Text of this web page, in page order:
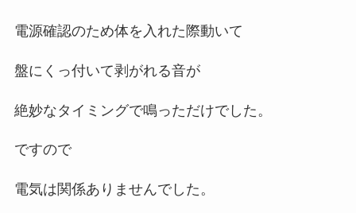
電源確認のため体を入れた際動いて
盤にくっ付いて剥がれる音が
絶妙なタイミングで鳴っただけでした。
ですので
電気は関係ありませんでした。